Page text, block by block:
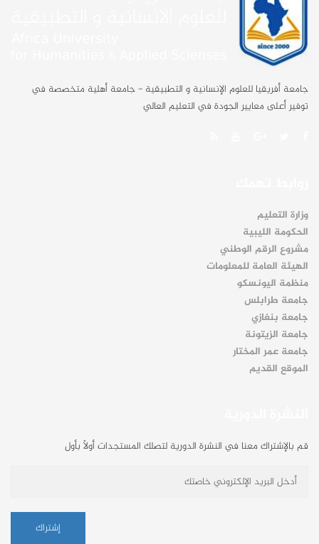
جامعة أفريقيا للعلوم الإنسانية و التطبيقية - جامعة أهلية متخصصة في
توفير أعلى معايير الجودة في التعليم العالي
وزارة التعليم
الحكومة الليبية
مشروع الرقم الوطني
الهيئة العامة للمعلومات
منظمة اليونسكو
جامعة طرابلس
جامعة بنغازي
جامعة الزيتونة
جامعة عمر المختار
الموقع القديم
قم بالإشتراك معنا في النشرة الدورية لتصلك المستجدات أولاً بأول